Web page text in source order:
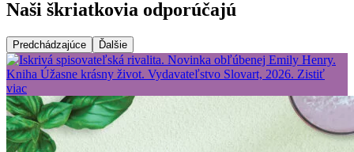
Naši škriatkovia odporúčajú
Predchádzajúce Ďalšie